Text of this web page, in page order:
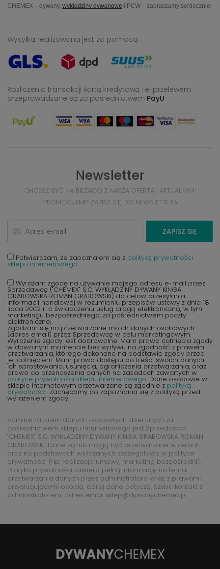
CHEMEX – dywany, wykładziny dywanowe i PCW – zapraszamy serdecznie!
Wysyłka realizowana jest za pomocą:
Rozliczenia transakcji kartą kredytową i e-przelewem
przeprowadzane są za pośrednictwem PayU
Newsletter
CHCESZ BYĆ NA BIEŻĄCO Z NASZĄ OFERTĄ I AKTUALNYMI
PROMOCJAMI? ZAPISZ SIĘ DO NEWSLETTERA
ZAPISZ SIĘ
Potwierdzam, że zapoznałem się z polityką prywatności
sklepu internetowego.
Wyrażam zgodę na używanie mojego adresu e-mail przez
Sprzedawcę ("CHEMEX" S.C. WYKŁADZINY DYWANY KINGA
GRABOWSKA ROMAN GRABOWSKI) do celów przesyłania
informacji handlowej w rozumieniu przepisów ustawy z dnia 18
lipca 2002 r. o świadczeniu usług drogą elektroniczną, w tym
marketingu bezpośredniego, za pośrednictwem poczty
elektronicznej.
Zgadzam się na przetwarzanie moich danych osobowych
(adres email) przez Sprzedawcę w celu marketingowym.
Wyrażenie zgody jest dobrowolne. Mam prawo cofnięcia zgody
w dowolnym momencie bez wpływu na zgodność z prawem
przetwarzania, którego dokonano na podstawie zgody przed
jej cofnięciem. Mam prawo dostępu do treści swoich danych i
ich sprostowania, usunięcia, ograniczenia przetwarzania, oraz
prawo do przenoszenia danych na zasadach zawartych w
polityce prywatności sklepu internetowego. Dane osobowe w
sklepie internetowym przetwarzane są zgodnie z polityką
prywatności. Zachęcamy do zapoznania się z polityką przed
wyrażeniem zgody.
Administratorem danych osobowych zbieranych za
pośrednictwem sklepu internetowego jest Sprzedawca
"CHEMEX" S.C. WYKŁADZINY DYWANY KINGA GRABOWSKA ROMAN
GRABOWSKI. Dane są lub mogą być przetwarzane w celach
oraz na podstawach wskazanych szczegółowo w polityce
prywatności (np. realizacja umowy, marketing bezpośredni).
Polityka prywatności zawiera pełną informację na temat
przetwarzania danych przez administratora wraz z prawami
przysługującymi osobie, której dane dotyczą. Szybki kontakt z
administratorem: adres email sklep@dywanychemex.pl
DYWANYCHEMEX